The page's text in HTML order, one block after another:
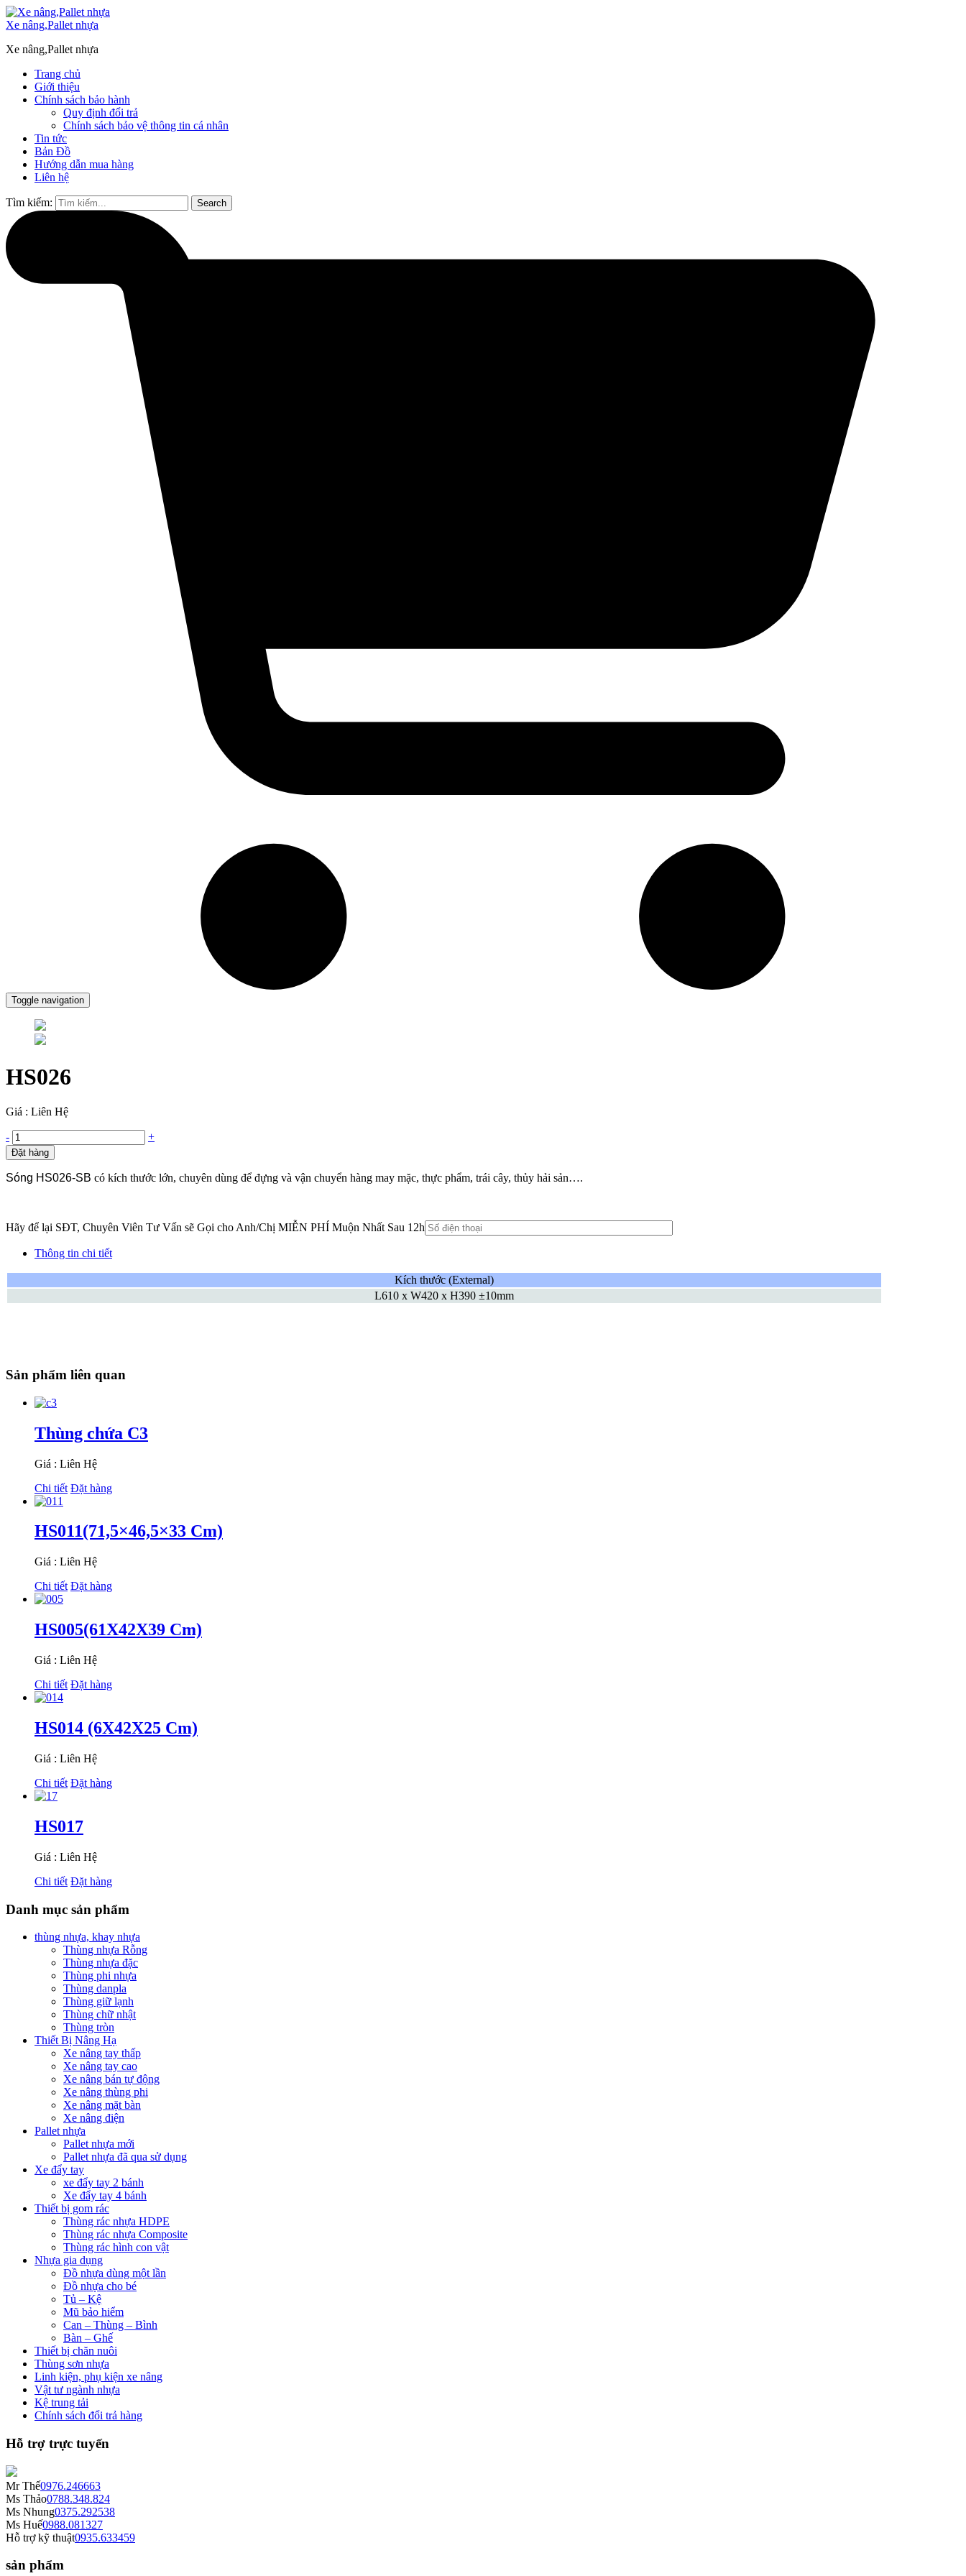
Xe nâng,Pallet nhựa
Xe nâng,Pallet nhựa
Trang chủ
Giới thiệu
Chính sách bảo hành
Quy định đổi trả
Chính sách bảo vệ thông tin cá nhân
Tin tức
Bản Đồ
Hướng dẫn mua hàng
Liên hệ
Tìm kiếm: Search
Toggle navigation
HS026
Giá : Liên Hệ
- +
Đặt hàng
Sóng HS026-SB có kích thước lớn, chuyên dùng để đựng và vận chuyển hàng may mặc, thực phẩm, trái cây, thủy hải sản….
Hãy để lại SĐT, Chuyên Viên Tư Vấn sẽ Gọi cho Anh/Chị MIỄN PHÍ Muộn Nhất Sau 12h
Thông tin chi tiết
Kích thước (External)
L610 x W420 x H390 ±10mm
Sản phẩm liên quan
Thùng chứa C3
Giá : Liên Hệ
Chi tiết Đặt hàng
HS011(71,5×46,5×33 Cm)
Giá : Liên Hệ
Chi tiết Đặt hàng
HS005(61X42X39 Cm)
Giá : Liên Hệ
Chi tiết Đặt hàng
HS014 (6X42X25 Cm)
Giá : Liên Hệ
Chi tiết Đặt hàng
HS017
Giá : Liên Hệ
Chi tiết Đặt hàng
Danh mục sản phẩm
thùng nhựa, khay nhựa
Thùng nhựa Rỗng
Thùng nhựa đặc
Thùng phi nhựa
Thùng danpla
Thùng giữ lạnh
Thùng chữ nhật
Thùng tròn
Thiết Bị Nâng Hạ
Xe nâng tay thấp
Xe nâng tay cao
Xe nâng bán tự động
Xe nâng thùng phi
Xe nâng mặt bàn
Xe nâng điện
Pallet nhựa
Pallet nhựa mới
Pallet nhựa đã qua sử dụng
Xe đẩy tay
xe đẩy tay 2 bánh
Xe đẩy tay 4 bánh
Thiết bị gom rác
Thùng rác nhựa HDPE
Thùng rác nhựa Composite
Thùng rác hình con vật
Nhựa gia dụng
Đồ nhựa dùng một lần
Đồ nhựa cho bé
Tủ – Kệ
Mũ bảo hiểm
Can – Thùng – Bình
Bàn – Ghế
Thiết bị chăn nuôi
Thùng sơn nhựa
Linh kiện, phụ kiện xe nâng
Vật tư ngành nhựa
Kệ trung tải
Chính sách đổi trả hàng
Hỗ trợ trực tuyến
Mr Thế0976.246663
Ms Thảo0788.348.824
Ms Nhung0375.292538
Ms Huế0988.081327
Hỗ trợ kỹ thuật0935.633459
sản phẩm